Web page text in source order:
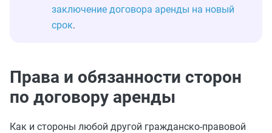
заключение договора аренды на новый
срок.
Права и обязанности сторон
по договору аренды
Как и стороны любой другой гражданско-правовой